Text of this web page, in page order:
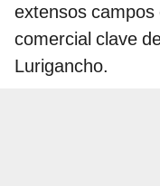
extensos campos
comercial clave
Lurigancho.